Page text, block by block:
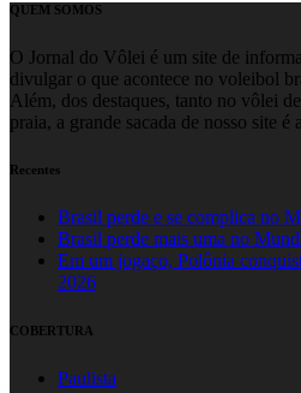
QUEM SOMOS
O Jornal do Vôlei é um site de
divulgar o que acontece no voleibol
Além, dos destaques, tanto no vôlei
praia, a grande sacada de nosso site
Recentes
Brasil perde e se complica no
Brasil perde mais uma no
Em um jogaço, Polônia
2026
COBERTURA
Paulista